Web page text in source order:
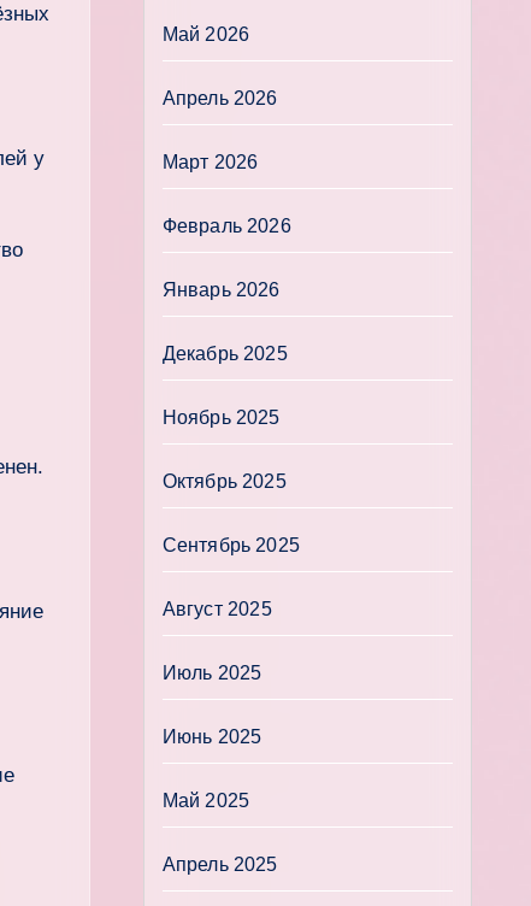
у
Май 2026
Апрель 2026
Март 2026
Февраль 2026
Январь 2026
Декабрь 2025
Ноябрь 2025
Октябрь 2025
Сентябрь 2025
Август 2025
Июль 2025
Июнь 2025
Май 2025
Апрель 2025